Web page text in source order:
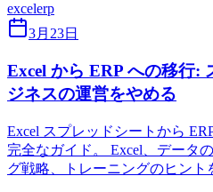
excelerp
3月23日
Excel から ERP への移行:
ジネスの運営をやめる
Excel スプレッドシートから
完全なガイド。 Excel、データ
グ戦略、トレーニングのヒント